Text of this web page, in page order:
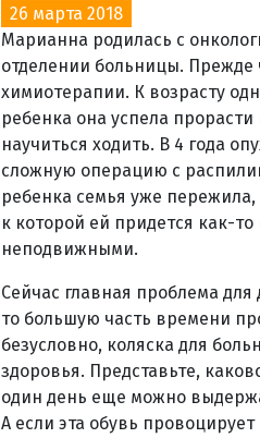
26 марта 2018
Марианна родилась с
отделении больницы. Прежде
химиотерапии. К возрасту
ребенка она успела
научиться ходить. В 4 года
сложную операцию с
ребенка семья уже
к которой ей придется как-то
неподвижными.
Сейчас главная проблема
то большую часть времени
безусловно, коляска для
здоровья. Представьте,
один день еще можно
А если эта обувь